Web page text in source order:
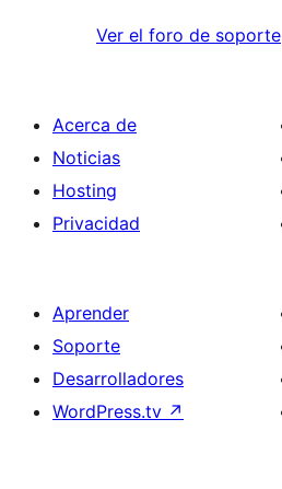
Ver el foro de soporte
Acerca de
Noticias
Hosting
Privacidad
Aprender
Soporte
Desarrolladores
WordPress.tv ↗